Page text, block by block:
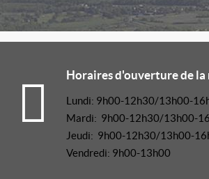
Horaires d'ouverture de la
Lundi: 9h00-12h30/13h00-
Mardi: 9h00-12h30/13h00-
Jeudi: 9h00-12h30/13h00-
Vendredi: 9h00-13h00